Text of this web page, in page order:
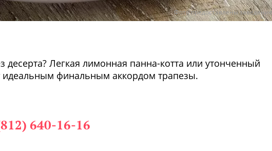
Фото предоставлены
Легкая лимонная панна-котта или утонченный
идеальным финальным аккордом трапезы.
640-16-16